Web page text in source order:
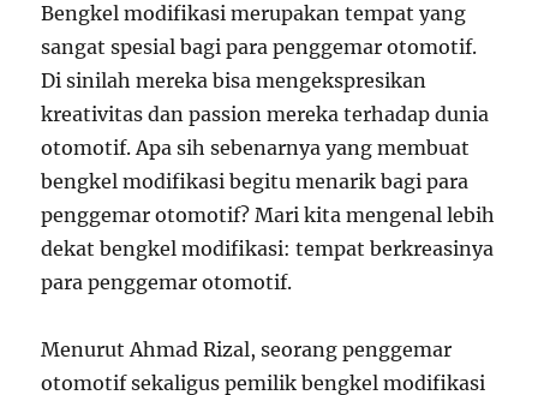
Bengkel modifikasi merupakan tempat yang
sangat spesial bagi para penggemar otomotif.
Di sinilah mereka bisa mengekspresikan
kreativitas dan passion mereka terhadap dunia
otomotif. Apa sih sebenarnya yang membuat
bengkel modifikasi begitu menarik bagi para
penggemar otomotif? Mari kita mengenal lebih
dekat bengkel modifikasi: tempat berkreasinya
para penggemar otomotif.
Menurut Ahmad Rizal, seorang penggemar
otomotif sekaligus pemilik bengkel modifikasi